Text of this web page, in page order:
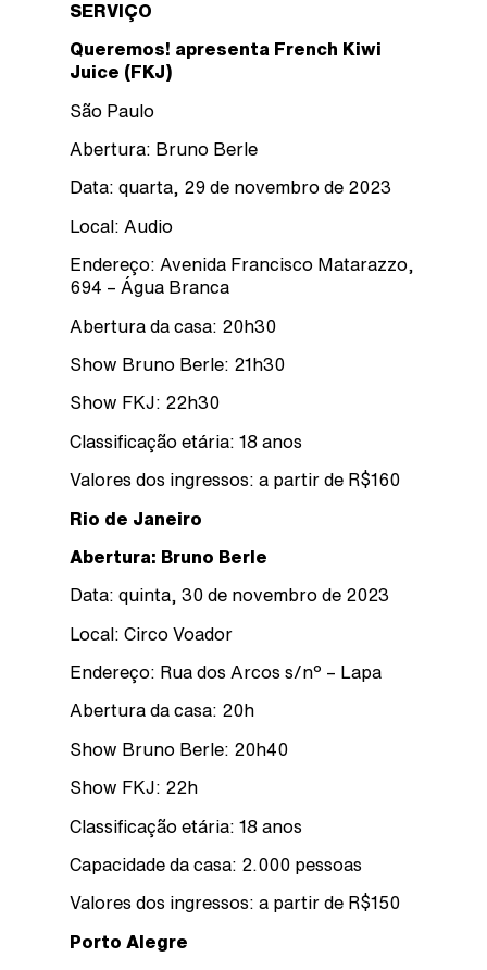
SERVIÇO
Queremos! apresenta French Kiwi
Juice (FKJ)
São Paulo
Abertura: Bruno Berle
Data: quarta, 29 de novembro de 2023
Local: Audio
Endereço: Avenida Francisco Matarazzo,
694 – Água Branca
Abertura da casa: 20h30
Show Bruno Berle: 21h30
Show FKJ: 22h30
Classificação etária: 18 anos
Valores dos ingressos: a partir de R$160
Rio de Janeiro
Abertura: Bruno Berle
Data: quinta, 30 de novembro de 2023
Local: Circo Voador
Endereço: Rua dos Arcos s/nº – Lapa
Abertura da casa: 20h
Show Bruno Berle: 20h40
Show FKJ: 22h
Classificação etária: 18 anos
Capacidade da casa: 2.000 pessoas
Valores dos ingressos: a partir de R$150
Porto Alegre